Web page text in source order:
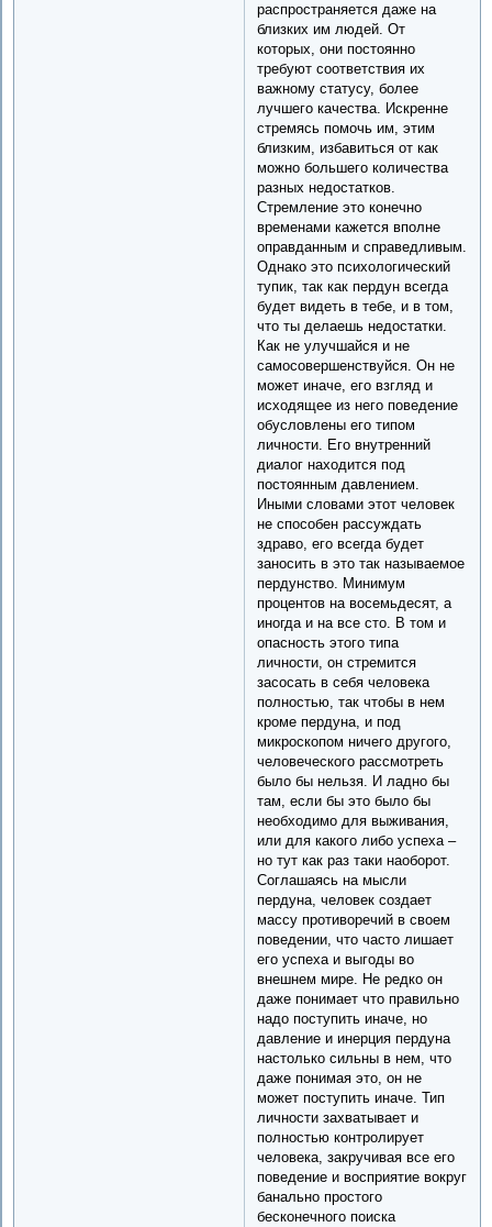
распространяется даже на
близких им людей. От
которых, они постоянно
требуют соответствия их
важному статусу, более
лучшего качества. Искренне
стремясь помочь им, этим
близким, избавиться от как
можно большего количества
разных недостатков.
Стремление это конечно
временами кажется вполне
оправданным и справедливым.
Однако это психологический
тупик, так как пердун всегда
будет видеть в тебе, и в том,
что ты делаешь недостатки.
Как не улучшайся и не
самосовершенствуйся. Он не
может иначе, его взгляд и
исходящее из него поведение
обусловлены его типом
личности. Его внутренний
диалог находится под
постоянным давлением.
Иными словами этот человек
не способен рассуждать
здраво, его всегда будет
заносить в это так называемое
пердунство. Минимум
процентов на восемьдесят, а
иногда и на все сто. В том и
опасность этого типа
личности, он стремится
засосать в себя человека
полностью, так чтобы в нем
кроме пердуна, и под
микроскопом ничего другого,
человеческого рассмотреть
было бы нельзя. И ладно бы
там, если бы это было бы
необходимо для выживания,
или для какого либо успеха –
но тут как раз таки наоборот.
Соглашаясь на мысли
пердуна, человек создает
массу противоречий в своем
поведении, что часто лишает
его успеха и выгоды во
внешнем мире. Не редко он
даже понимает что правильно
надо поступить иначе, но
давление и инерция пердуна
настолько сильны в нем, что
даже понимая это, он не
может поступить иначе. Тип
личности захватывает и
полностью контролирует
человека, закручивая все его
поведение и восприятие вокруг
банально простого
бесконечного поиска